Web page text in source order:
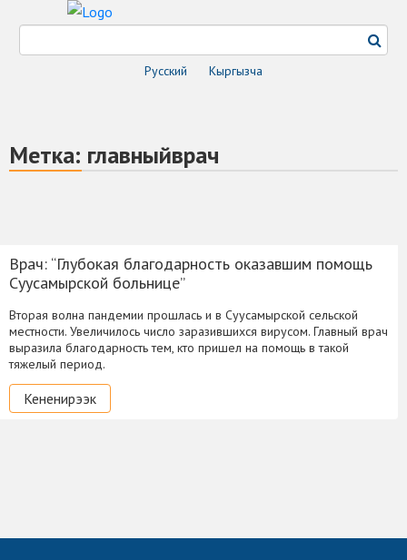
Русский Кыргызча
Метка: главныйврач
Врач: “Глубокая благодарность оказавшим помощь
Суусамырской больнице”
Вторая волна пандемии прошлась и в Суусамырской сельской
местности. Увеличилось число заразившихся вирусом. Главный врач
выразила благодарность тем, кто пришел на помощь в такой
тяжелый период.
Кененирээк